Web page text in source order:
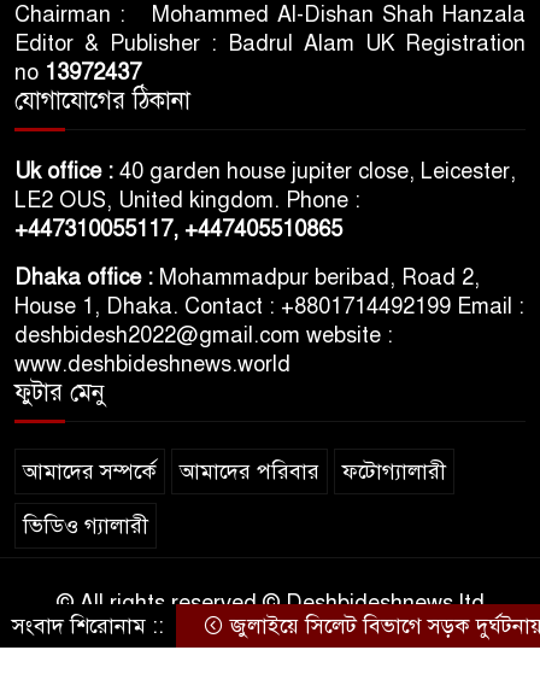
রাষ্ট্রপতি প্রার্থী হিসেবে মির্জা
মিজান গ্রেপ্তার
মাদক ব্যবসায়ী ইয়াবাসহ গ্রেফতার
Chairman : Mohammed Al-Dishan Shah Hanzala
Editor & Publisher : Badrul Alam UK Registration
no 13972437
যোগাযোগের ঠিকানা
Uk office : 40 garden house jupiter close, Leicester,
LE2 OUS, United kingdom. Phone :
+447310055117, +447405510865
Dhaka office : Mohammadpur beribad, Road 2,
House 1, Dhaka. Contact : +8801714492199 Email :
deshbidesh2022@gmail.com website :
www.deshbideshnews.world
ফুটার মেনু
আমাদের সম্পর্কে আমাদের পরিবার ফটোগ্যালারী
ভিডিও গ্যালারী
© All rights reserved © Deshbideshnews ltd
Theme Developed BYThemesBazar.Com
সংবাদ শিরোনাম :: জুলাইয়ে সিলেট বিভাগে সড়ক দুর্ঘটনায়